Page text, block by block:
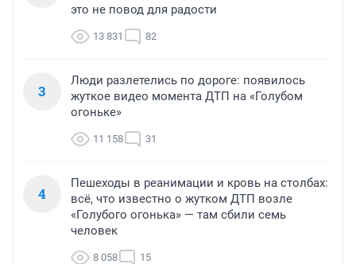
это не повод для радости
13 831 82
3
Люди разлетелись по дороге: появилось
жуткое видео момента ДТП на «Голубом
огоньке»
11 158 31
4
Пешеходы в реанимации и кровь на столбах:
всё, что известно о жутком ДТП возле
«Голубого огонька» — там сбили семь
человек
8 058 15